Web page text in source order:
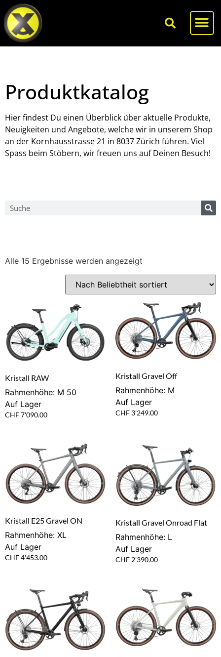
Produktkatalog
Hier findest Du einen Überblick über aktuelle Produkte,
Neuigkeiten und Angebote, welche wir in unserem Shop
an der Kornhausstrasse 21 in 8037 Zürich führen. Viel
Spass beim Stöbern, wir freuen uns auf Deinen Besuch!
Alle 15 Ergebnisse werden angezeigt
Kristall RAW
Rahmenhöhe: M 50
Auf Lager
CHF7'090.00
Kristall Gravel Off
Rahmenhöhe: M
Auf Lager
CHF 3'249.00
Kristall E25 Gravel ON
Rahmenhöhe: XL
Auf Lager
CHF4'453.00
Kristall Gravel Onroad Flat
Rahmenhöhe: L
Auf Lager
CHF 2'390.00